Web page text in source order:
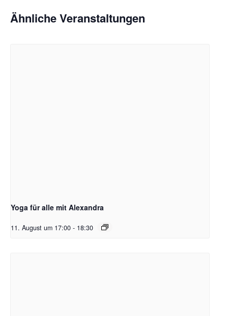
Ähnliche Veranstaltungen
Yoga für alle mit Alexandra
11. August um 17:00 - 18:30